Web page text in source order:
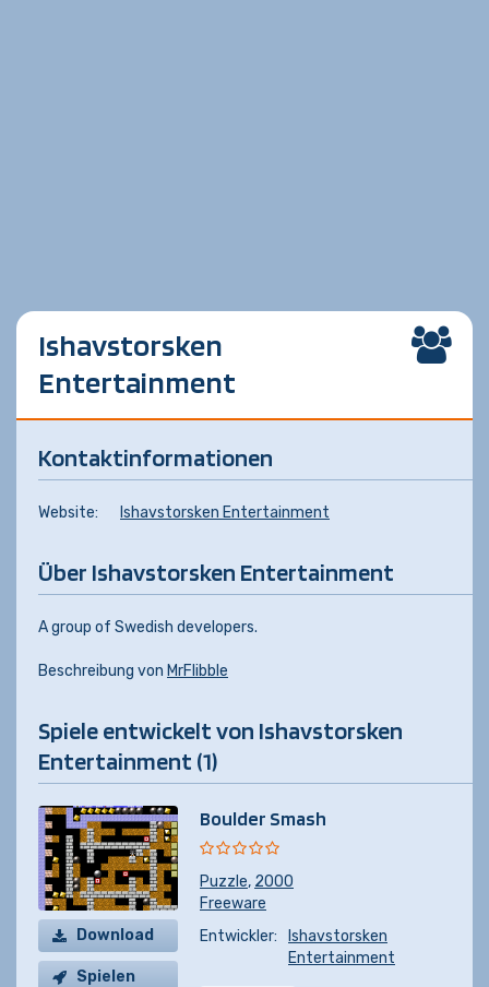
Ishavstorsken
Entertainment
Kontaktinformationen
Website: Ishavstorsken Entertainment
Über Ishavstorsken Entertainment
A group of Swedish developers.
Beschreibung von MrFlibble
Spiele entwickelt von Ishavstorsken
Entertainment (1)
Download
Spielen
Boulder Smash
Puzzle, 2000
Freeware
Entwickler:
Ishavstorsken
Entertainment